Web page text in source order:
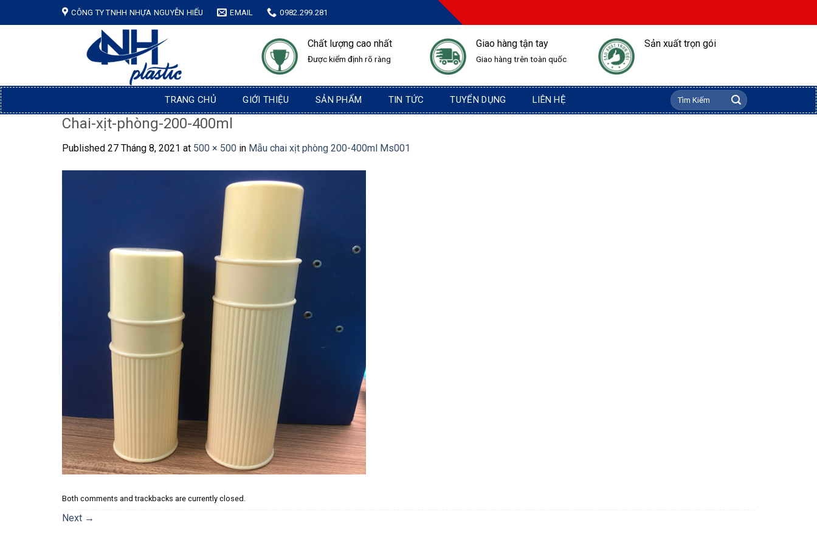
to
CÔNG TY TNHH NHỰA NGUYỄN HIẾU EMAIL 0982.299.281
Chất lượng cao nhất
Được kiểm định rõ ràng
Giao hàng tận tay
Giao hàng trên toàn quốc
Sản xuất trọn gói
TRANG CHỦ GIỚI THIỆU SẢN PHẨM TIN TỨC TUYỂN DỤNG LIÊN HỆ
Tìm
kiếm:
Chai-xịt-phòng-200-400ml
Published 27 Tháng 8, 2021 at 500 × 500 in Mẫu chai xịt phòng 200-400ml Ms001
Both comments and trackbacks are currently closed.
Next →